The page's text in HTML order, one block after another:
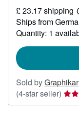
176.76
£ 23.17 shipping
Ships from
Quantity: 1
Sold by
(4-star seller)